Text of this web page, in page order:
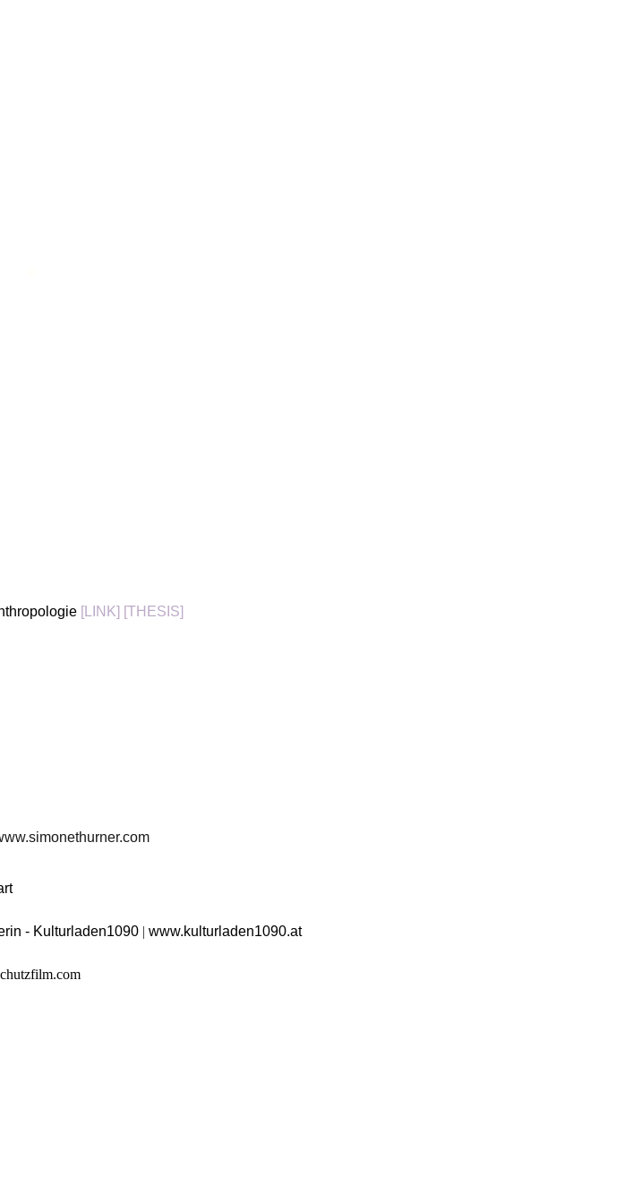
[LINK] [THESIS]
- Kulturladen1090 | www.kulturladen1090.at